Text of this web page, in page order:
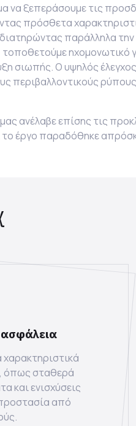
να ξεπεράσουμε τις
πρόσθετα
παράλληλα
ηχομονωτικό
σιωπής. Ο υψηλός
περιβαλλοντικούς
ανέλαβε επίσης τις
έργο παραδόθηκε
χαρακτηριστικά
όπως σταθερά
και ενισχύσεις
από